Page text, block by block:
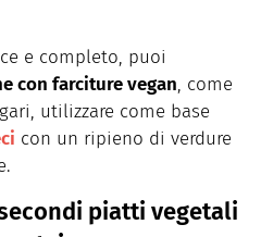
e completo, puoi
con farciture vegan, come
utilizzare come base
con un ripieno di verdure
piatti vegetali